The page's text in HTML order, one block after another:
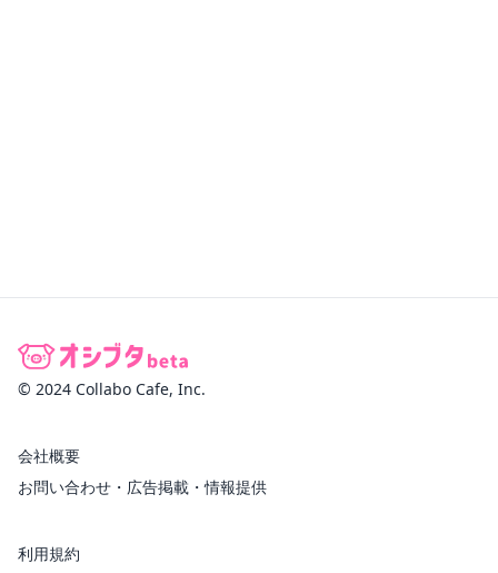
© 2024 Collabo Cafe, Inc.
会社概要
お問い合わせ・広告掲載・情報提供
利用規約